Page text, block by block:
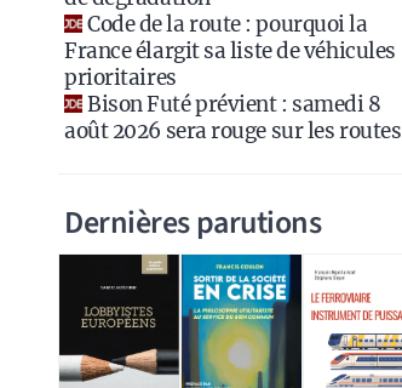
Code de la route : pourquoi la
France élargit sa liste de véhicules
prioritaires
Bison Futé prévient : samedi 8
août 2026 sera rouge sur les routes
Dernières parutions